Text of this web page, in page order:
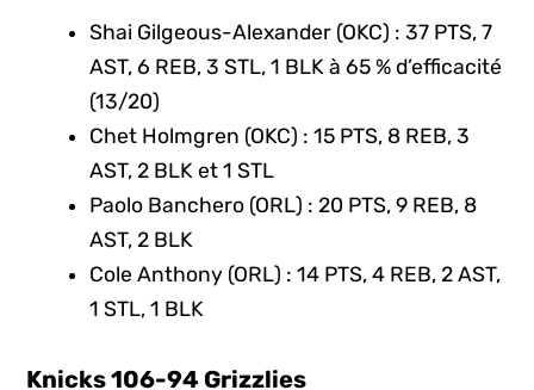
Shai Gilgeous-Alexander (OKC) : 37 PTS, 7
AST, 6 REB, 3 STL, 1 BLK à 65 % d’efficacité
(13/20)
Chet Holmgren (OKC) : 15 PTS, 8 REB, 3
AST, 2 BLK et 1 STL
Paolo Banchero (ORL) : 20 PTS, 9 REB, 8
AST, 2 BLK
Cole Anthony (ORL) : 14 PTS, 4 REB, 2 AST,
1 STL, 1 BLK
Knicks 106-94 Grizzlies